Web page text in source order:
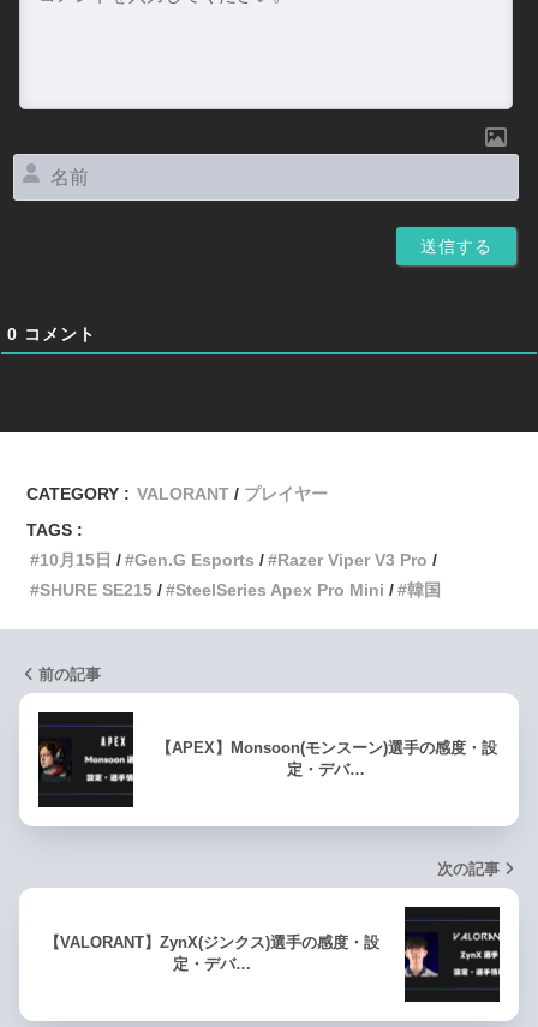
0 コメント
CATEGORY : VALORANT
プレイヤー
TAGS :
10月15日
Gen.G Esports
Razer Viper V3 Pro
SHURE SE215
SteelSeries Apex Pro Mini 韓国
前の記事
【APEX】Monsoon(モンスーン)選手の感度・設
定・デバ…
次の記事
【VALORANT】ZynX(ジンクス)選手の感度・設
定・デバ…